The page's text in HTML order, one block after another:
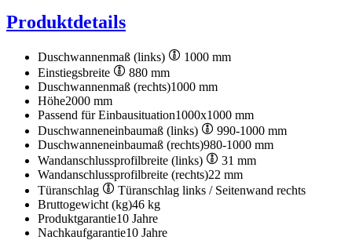
Produktdetails
Duschwannenmaß (links)
1000 mm
Einstiegsbreite
880 mm
Duschwannenmaß (rechts)1000 mm
Höhe2000 mm
Passend für Einbausituation1000x1000 mm
Duschwanneneinbaumaß (links)
990-1000 mm
Duschwanneneinbaumaß (rechts)980-1000 mm
Wandanschlussprofilbreite (links)
31 mm
Wandanschlussprofilbreite (rechts)22 mm
Türanschlag
Türanschlag links / Seitenwand rechts
Bruttogewicht (kg)46 kg
Produktgarantie10 Jahre
Nachkaufgarantie10 Jahre